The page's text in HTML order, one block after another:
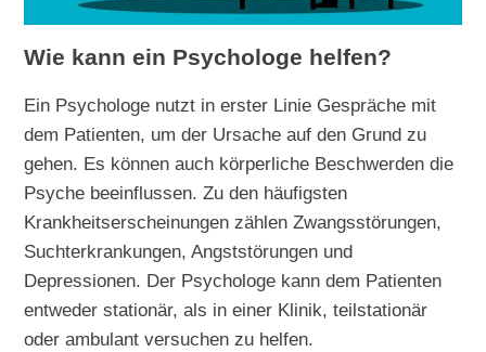
Wie kann ein Psychologe helfen?
Ein Psychologe nutzt in erster Linie Gespräche mit
dem Patienten, um der Ursache auf den Grund zu
gehen. Es können auch körperliche Beschwerden die
Psyche beeinflussen. Zu den häufigsten
Krankheitserscheinungen zählen Zwangsstörungen,
Suchterkrankungen, Angststörungen und
Depressionen. Der Psychologe kann dem Patienten
entweder stationär, als in einer Klinik, teilstationär
oder ambulant versuchen zu helfen.